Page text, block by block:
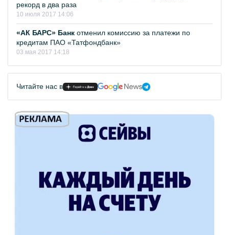
рекорд в два раза
10 июля 2017 14:06
«АК БАРС» Банк отменил комиссию за платежи по
кредитам ПАО «Татфондбанк»
03 мая 2017 14:18
Читайте нас в